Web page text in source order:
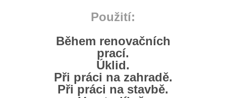
Použití:
Během renovačních
prací.
Úklid.
Při práci na zahradě.
Při práci na stavbě.